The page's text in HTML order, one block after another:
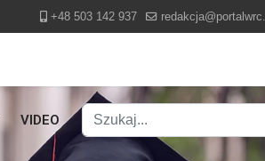
+48 503 142 937
VIDEO
Szukaj
Type 2 or more